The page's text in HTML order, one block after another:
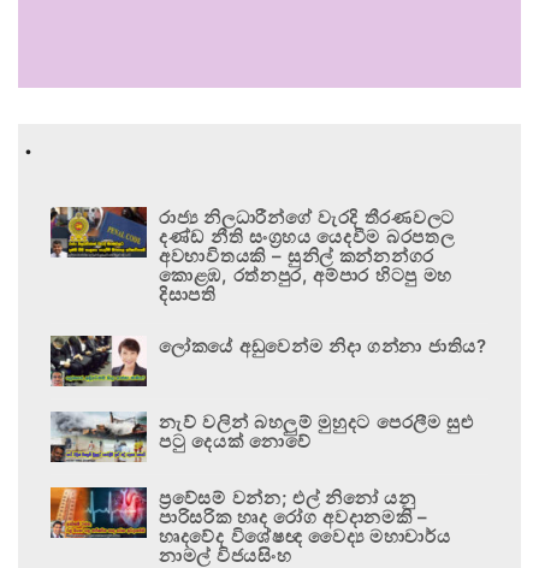
.
රාජ්‍ය නිලධාරීන්ගේ වැරදි තීරණවලට
දණ්ඩ නීති සංග්‍රහය යෙදවීම බරපතල
අවභාවිතයකි – සුනිල් කන්නන්ගර
කොළඹ, රත්නපුර, අම්පාර හිටපු මහ
දිසාපති
ලෝකයේ අඩුවෙන්ම නිදා ගන්නා ජාතිය?
නැව් වලින් බහලුම් මුහුදට පෙරලීම සුළු
පටු දෙයක් නොවේ
ප්‍රවේසම් වන්න; එල් නිනෝ යනු
පාරිසරික හෘද රෝග අවදානමකි –
හෘදවේද විශේෂඥ වෛද්‍ය මහාචාර්ය
නාමල් විජයසිංහ